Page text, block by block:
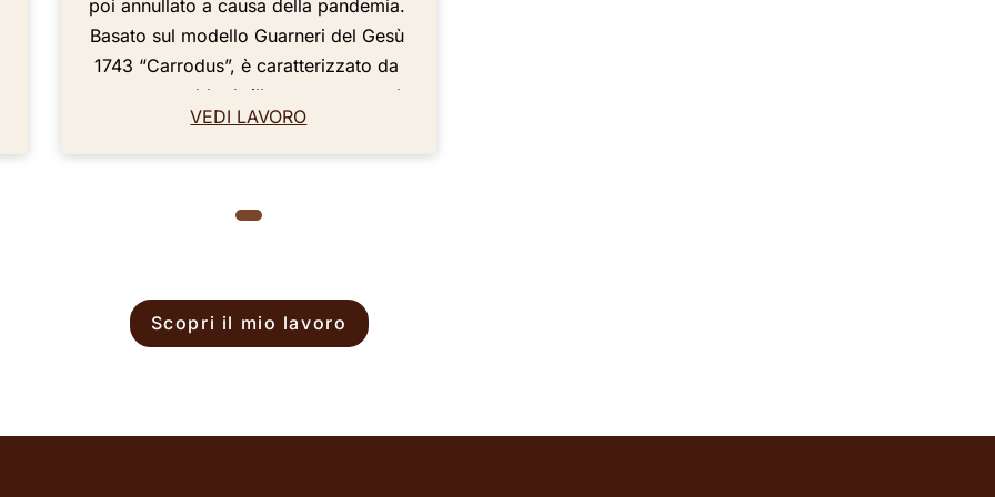
poi annullato a causa della pandemia.
Basato sul modello Guarneri del Gesù
1743 “Carrodus”, è caratterizzato da
un suono caldo, brillante, potente ed
equilibrato. Particolare cura è stata
simmetrie ed ergonomia. È
strumento nobile e facile da suonare.
VEDI LAVORO
Scopri il mio lavoro